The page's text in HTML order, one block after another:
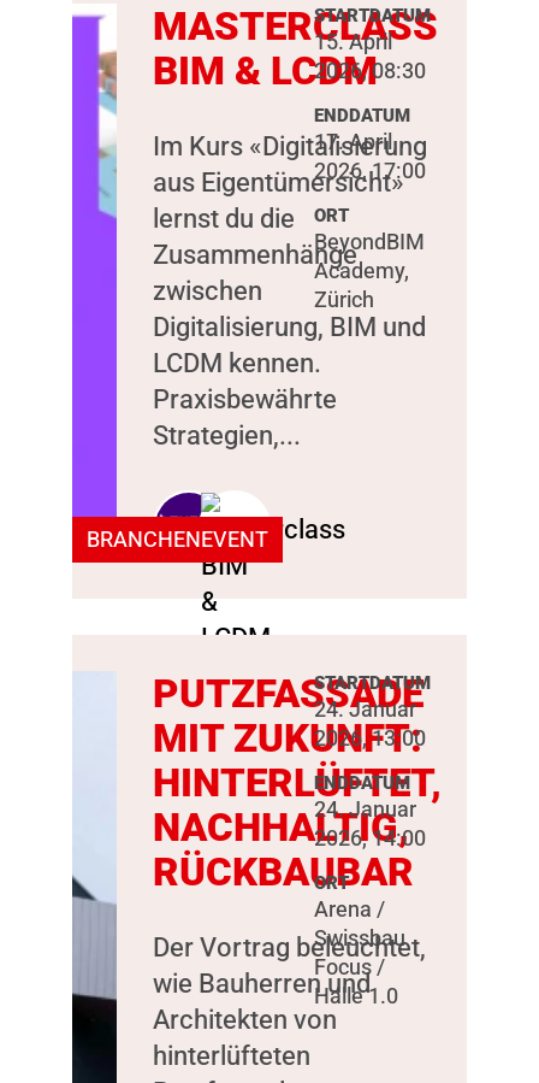
BRANCHENEVENT
MASTERCLASS
BIM & LCDM
Im Kurs «Digitalisierung
aus Eigentümersicht»
lernst du die
Zusammenhänge
zwischen
Digitalisierung, BIM und
LCDM kennen.
Praxisbewährte
Strategien,...
STARTDATUM
15. April
2026, 08:30
ENDDATUM
17. April
2026, 17:00
ORT
BeyondBIM
Academy,
Zürich
PUTZFASSADE
MIT ZUKUNFT:
HINTERLÜFTET,
NACHHALTIG,
RÜCKBAUBAR
Der Vortrag beleuchtet,
wie Bauherren und
Architekten von
hinterlüfteten
STARTDATUM
24. Januar
2026, 13:00
ENDDATUM
24. Januar
2026, 14:00
ORT
Arena /
Swissbau
Focus /
Halle 1.0